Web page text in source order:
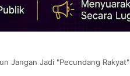
Jangan Jadi "Pecundang Rakyat"